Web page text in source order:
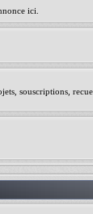
ici.
souscriptions,